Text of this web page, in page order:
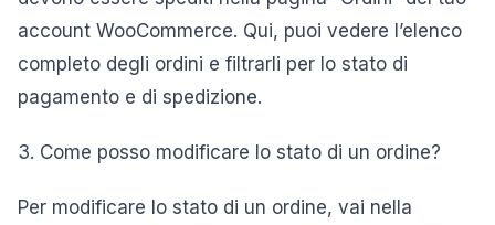
account WooCommerce. Qui, puoi vedere l’elenco
completo degli ordini e filtrarli per lo stato di
pagamento e di spedizione.
3. Come posso modificare lo stato di un ordine?
Per modificare lo stato di un ordine, vai nella